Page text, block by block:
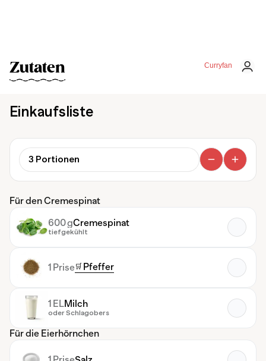
Curryfan
Zutaten